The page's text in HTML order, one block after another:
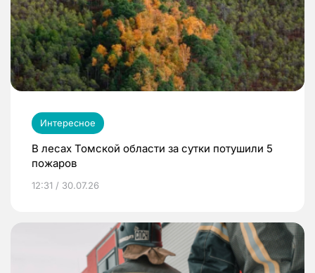
Интересное
В лесах Томской области за сутки потушили 5
пожаров
12:31 / 30.07.26